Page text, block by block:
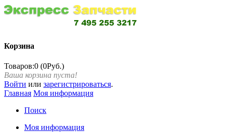
Корзина
Товаров:0 (0Руб.)
Ваша корзина пуста!
Войти или зарегистрироваться.
Главная Моя информация
Поиск
Моя информация